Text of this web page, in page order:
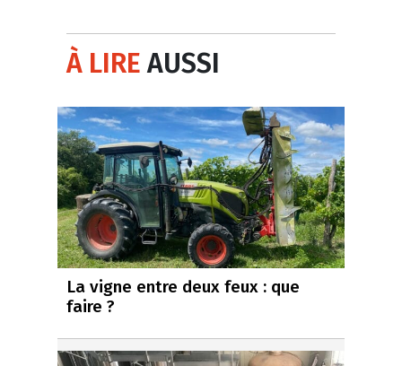
À LIREAUSSI
La vigne entre deux feux : que
faire ?